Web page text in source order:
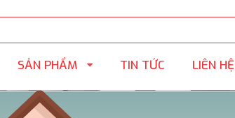
SẢN PHẨM TIN TỨC LIÊN HỆ